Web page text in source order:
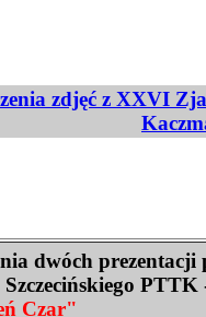
zdjęć z XXVI
dwóch
Szczecińskiego
Czar"